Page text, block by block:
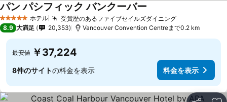
5 ホテルのランク
ホテル 受賞歴のあるファイブセイルズダイニング料金を表示
パン パシフィック バンクーバー
8.9 大満足 20,353 Vancouver Convention Centreまで0.2 km
最安値 ￥37,224
8件のサイトの料金を表示 料金を表示